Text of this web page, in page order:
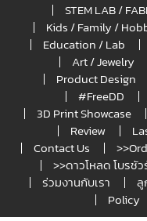
STEM LAB /
Kids / Family /
Education / Lab
Art / Jewelry
Product Design
#FreeDD
3D Print Showcase
Review
Contact Us
>>ดาวโหลด โบรชัว
ร่วมงานกับเรา
ลู
Policy